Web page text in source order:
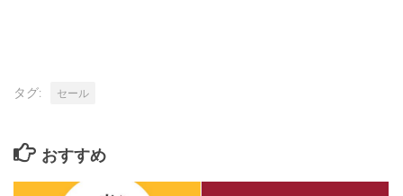
タグ: セール
おすすめ